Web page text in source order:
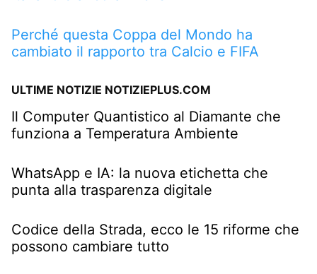
Perché questa Coppa del Mondo ha
cambiato il rapporto tra Calcio e FIFA
ULTIME NOTIZIE NOTIZIEPLUS.COM
Il Computer Quantistico al Diamante che
funziona a Temperatura Ambiente
WhatsApp e IA: la nuova etichetta che
punta alla trasparenza digitale
Codice della Strada, ecco le 15 riforme che
possono cambiare tutto